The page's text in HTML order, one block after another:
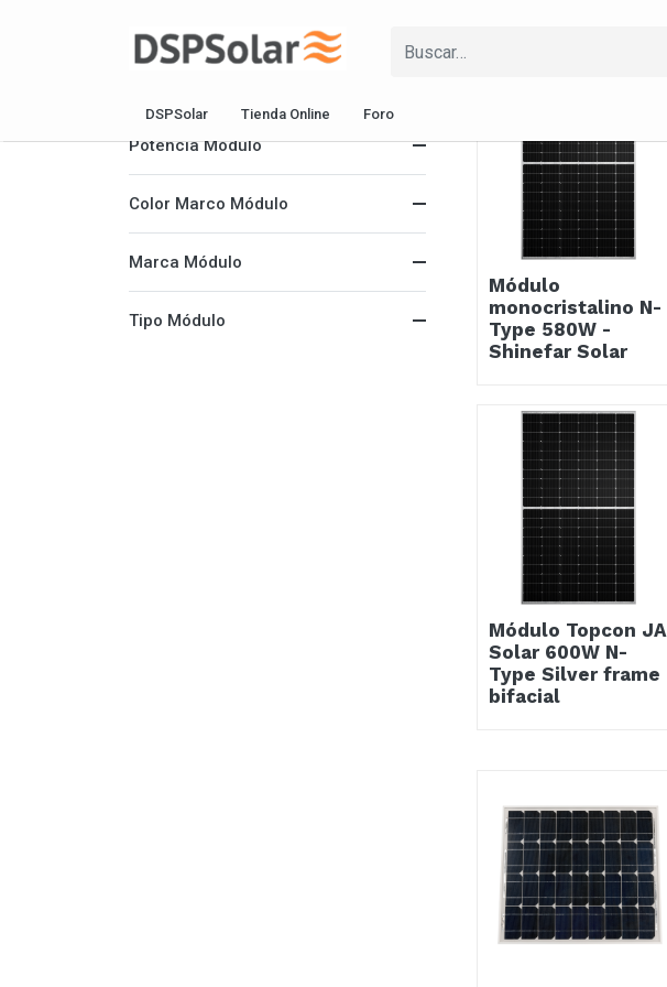
DSPSolar Tienda Online Foro
Potencia Módulo
Color Marco Módulo
Marca Módulo
Tipo Módulo
Módulo
monocristalino N-
Type 580W -
Shinefar Solar
Módulo Topcon JA
Solar 600W N-
Type Silver frame
bifacial